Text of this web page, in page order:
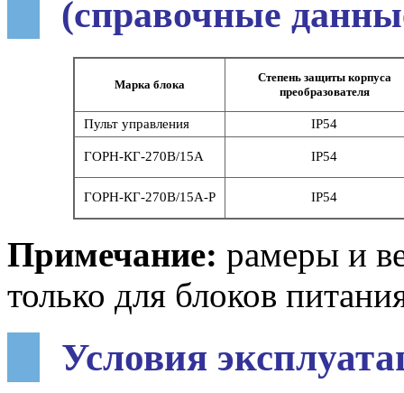
(справочные
Марка блока
Степень защиты корпуса
преобразователя
Пульт управления IP54
ГОРН-КГ-270В/15А IP54
ГОРН-КГ-270В/15А-Р IP54
Примечание: рамеры и
только для блоков
Условия